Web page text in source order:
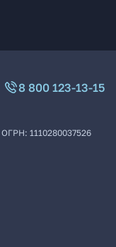
8 800 123-13-15
ОГРН: 1110280037526